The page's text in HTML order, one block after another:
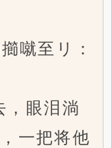
噈至リ：
眼泪淌
一把将他